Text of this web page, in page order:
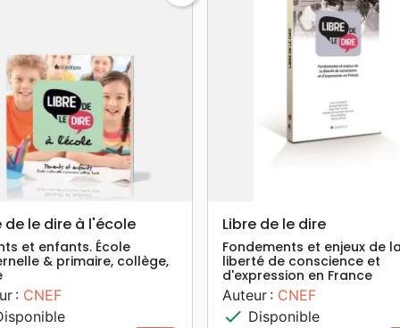
search APERÇU RAPIDE
de le dire à l'école
et enfants. École
& primaire, collège,
: CNEF
search APERÇU RAPIDE
Libre de le dire
Fondements et enjeux de la
liberté de conscience et
d'expression en France
Auteur : CNEF
check Disponible